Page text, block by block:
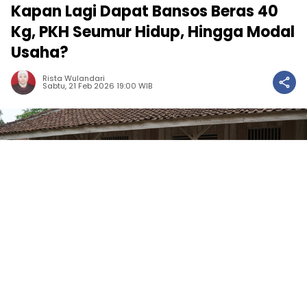
Kapan Lagi Dapat Bansos Beras 40
Kg, PKH Seumur Hidup, Hingga Modal
Usaha?
Rista Wulandari
Sabtu, 21 Feb 2026 19:00 WIB